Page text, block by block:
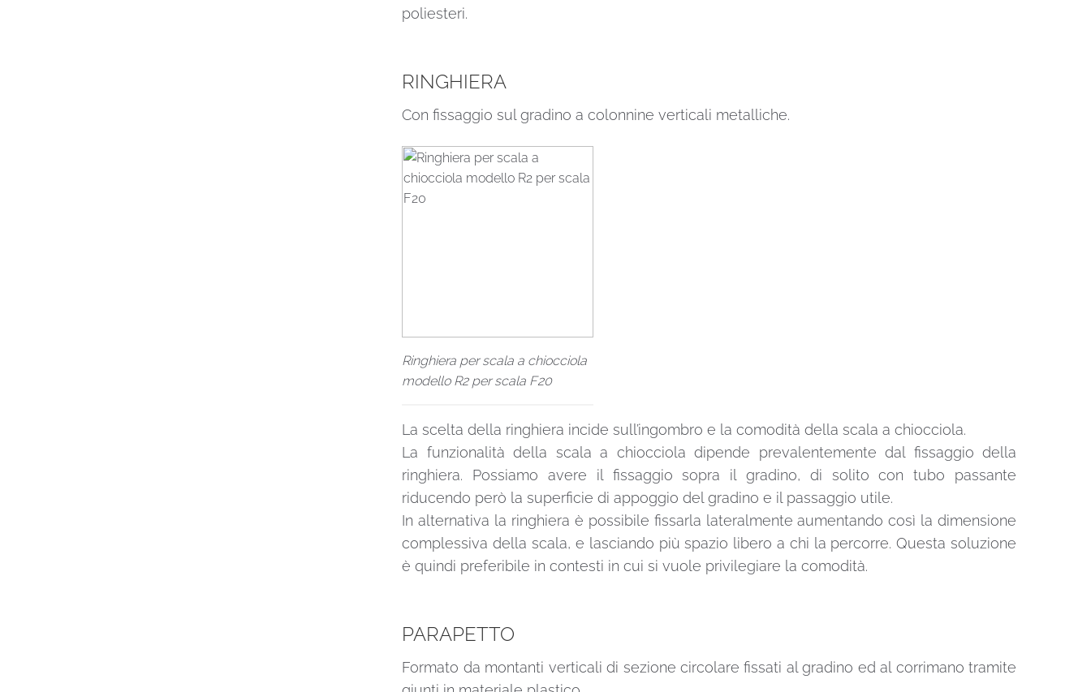
poliesteri.
RINGHIERA
Con fissaggio sul gradino a colonnine verticali metalliche.
Ringhiera per scala a chiocciola
modello R2 per scala F20
La scelta della ringhiera incide sull’ingombro e la comodità della scala a chiocciola.
La funzionalità della scala a chiocciola dipende prevalentemente dal fissaggio della
ringhiera. Possiamo avere il fissaggio sopra il gradino, di solito con tubo passante
riducendo però la superficie di appoggio del gradino e il passaggio utile.
In alternativa la ringhiera è possibile fissarla lateralmente aumentando così la dimensione
complessiva della scala, e lasciando più spazio libero a chi la percorre. Questa soluzione
è quindi preferibile in contesti in cui si vuole privilegiare la comodità.
PARAPETTO
Formato da montanti verticali di sezione circolare fissati al gradino ed al corrimano tramite